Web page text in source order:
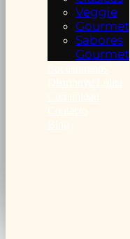
Veggie
Gourmet
Sabores
Gourmet